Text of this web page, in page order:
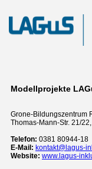
Modellprojekte
Grone-Bildungszentrum
Thomas-Mann-Str. 21/
Telefon: 0381 80944-18
E-Mail: kontakt@lagus-
Website: www.lagus-